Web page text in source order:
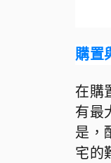
購置
在購
有最
是，
宅的